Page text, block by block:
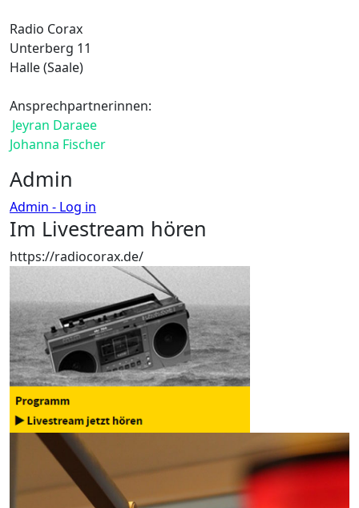
Radio Corax
Unterberg 11
Halle (Saale)
Ansprechpartnerinnen:
Jeyran Daraee
Johanna Fischer
Admin
Admin - Log in
Im Livestream hören
https://radiocorax.de/